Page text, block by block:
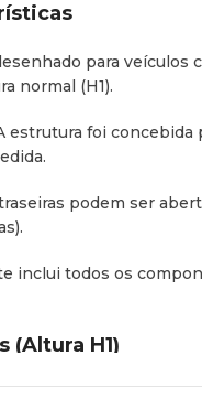
para veículos
normal (H1).
estrutura foi concebida
podem ser
inclui todos os
(Altura H1)
A / Nissan Primastar